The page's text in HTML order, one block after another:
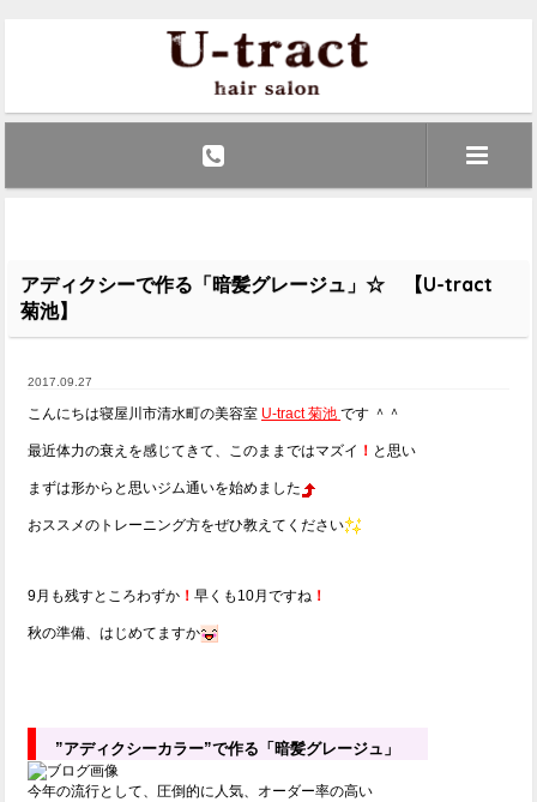
アディクシーで作る「暗髪グレージュ」☆ 【U-tract
菊池】
2017.09.27
こんにちは寝屋川市清水町の美容室 U-tract 菊池 です ＾＾
最近体力の衰えを感じてきて、このままではマズイ ！ と思い
まずは形からと思いジム通いを始めました
おススメのトレーニング方をぜひ教えてください
9月も残すところわずか ！早くも10月ですね ！
秋の準備、はじめてますか
”アディクシーカラー”で作る「暗髪グレージュ」
今年の流行として、圧倒的に人気、オーダー率の高い